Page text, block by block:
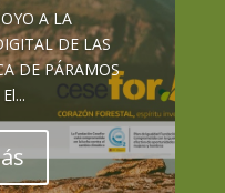
A LA
DE LAS
DE PÁRAMOS